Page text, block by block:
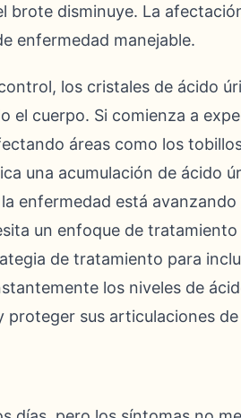
brote disminuye. La
enfermedad manejable.
los cristales de ácido
el cuerpo. Si comienza a
áreas como los
una acumulación de ácido
enfermedad está
un enfoque de
de tratamiento para
los niveles de
sus articulaciones